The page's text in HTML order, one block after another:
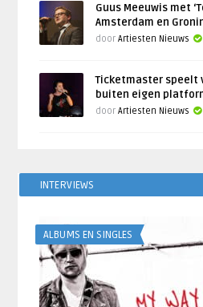
Guus Meeuwis met
Amsterdam en
doorArtiesten Nieuws
Ticketmaster speelt
buiten eigen
doorArtiesten Nieuws
INTERVIEWS
ALBUMS EN SINGLES